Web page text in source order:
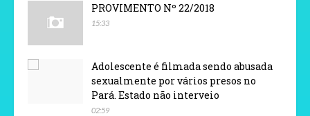
PROVIMENTO Nº 22/2018
15:33
Adolescente é filmada sendo abusada
sexualmente por vários presos no
Pará. Estado não interveio
02:59